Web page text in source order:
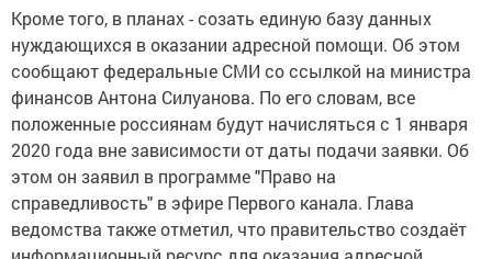
Кроме того, в планах - созать единую базу данных
нуждающихся в оказании адресной помощи. Об этом
сообщают федеральные СМИ со ссылкой на министра
финансов Антона Силуанова. По его словам, все
положенные россиянам будут начисляться с 1 января
2020 года вне зависимости от даты подачи заявки. Об
этом он заявил в программе "Право на
справедливость" в эфире Первого канала. Глава
ведомства также отметил, что правительство создаёт